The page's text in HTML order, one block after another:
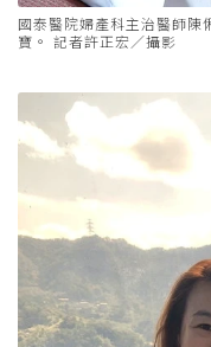
國泰醫院婦產科主治醫師陳
寶。 記者許正宏／攝影